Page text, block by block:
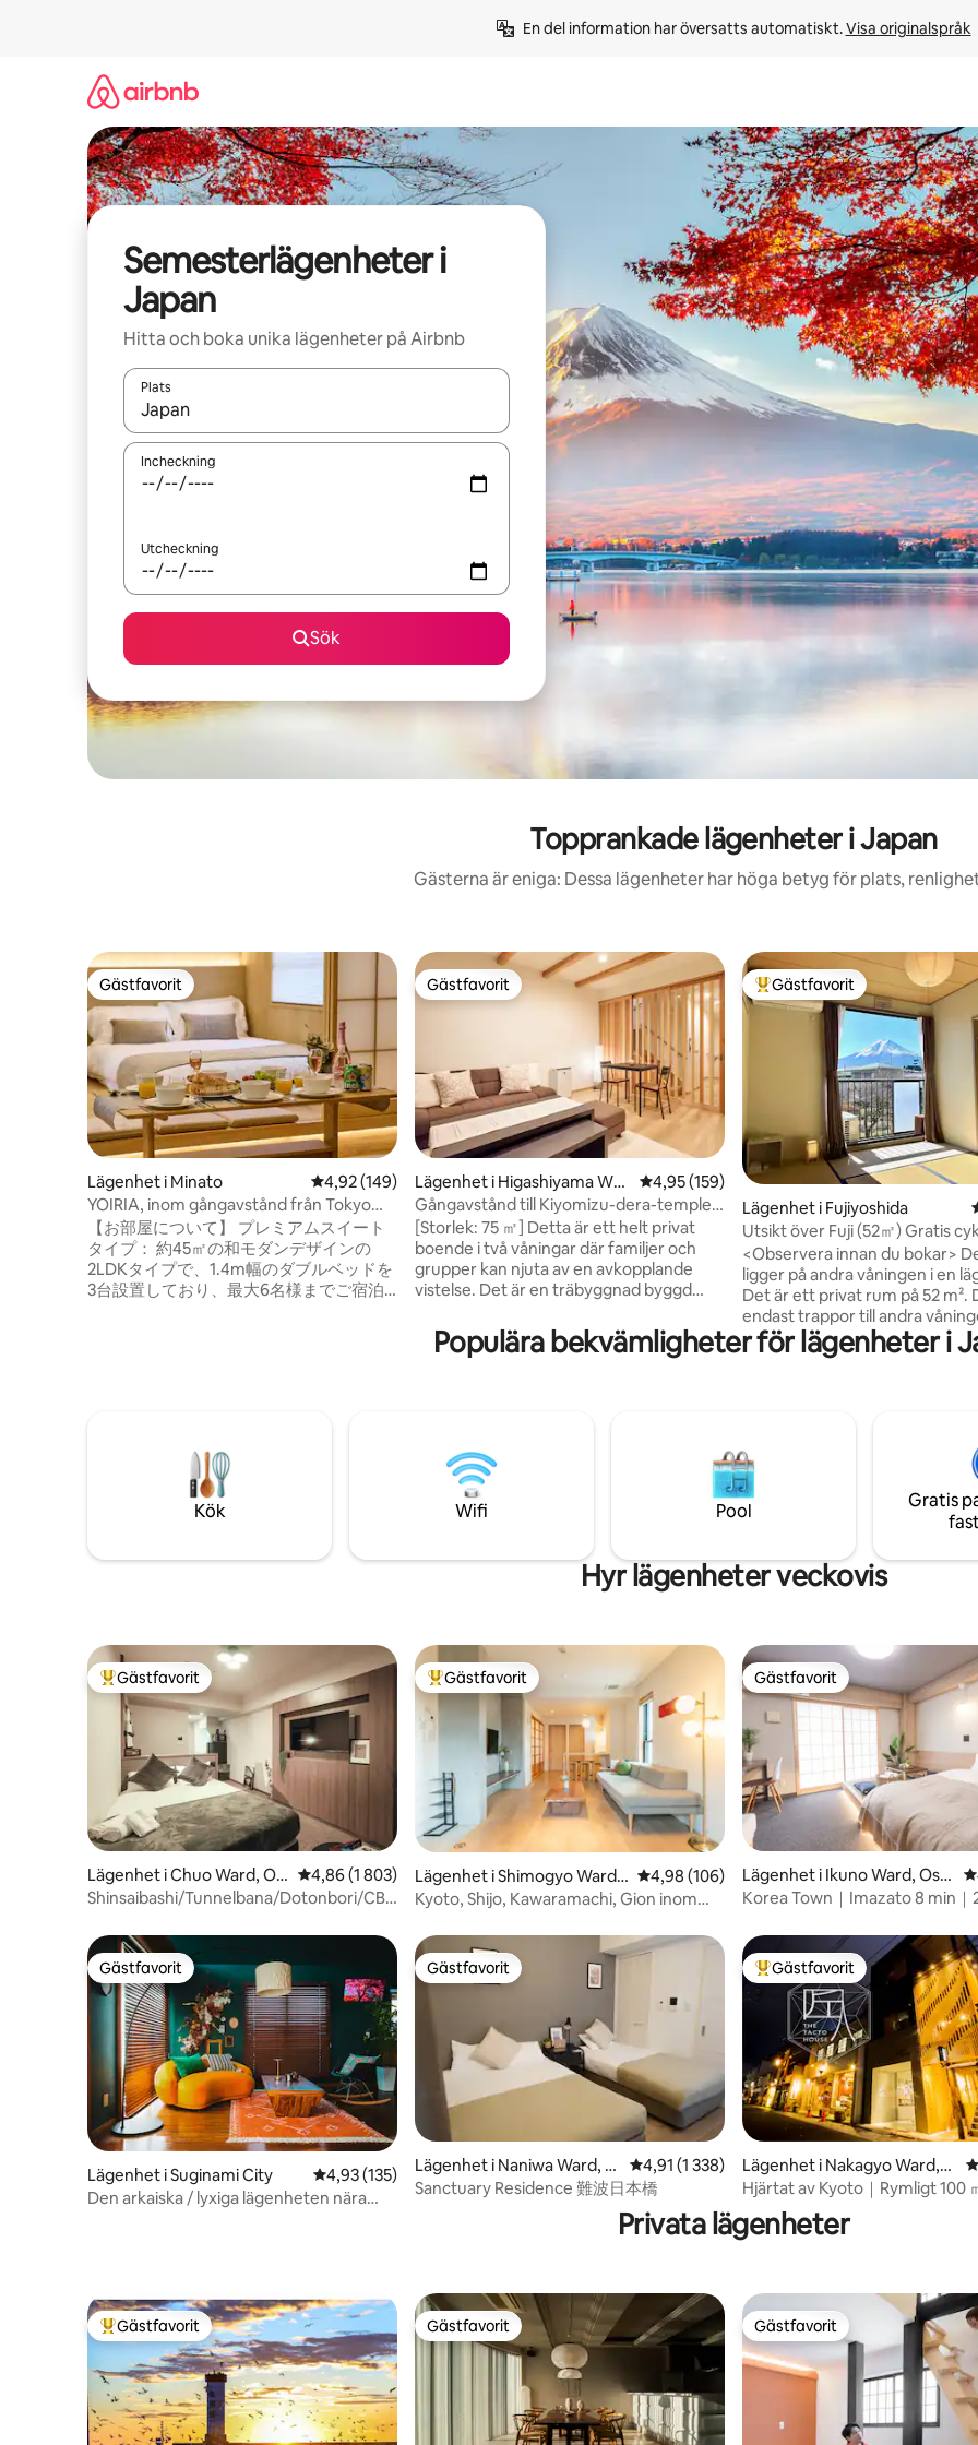
En del information har översatts automatiskt. Visa originalspråk
Semesterlägenheter i
Japan
Hitta och boka unika lägenheter på Airbnb
Plats
När resultaten är tillgängliga kan du navigera med upp- och nedåtpilarna eller utforska genom att trycka eller svepa.
Incheckning
Utcheckning
Sök
Topprankade lägenheter i Japan
Gästerna är eniga: Dessa lägenheter har höga betyg för plats,
Gästfavorit
Gästfavorit
Lägenhet i Minato 4,92 av 5 i genomsnittligt betyg, 149 omdömen
4,92 (149)
YOIRIA, inom gångavstånd från Tokyo
Tower, tillgång till 4 linjer, nära stationen,
direkt till båda flygplatserna, direkt till alla
turistattraktioner, 2 sovrum, max 6...
【お部屋について】 プレミアムスイート
タイプ： 約45㎡の和モダンデザインの
2LDKタイプで、1.4m幅のダブルベッドを
3台設置しており、最大6名様までご宿泊
じですので、安心してご予約ください。
スーパーマーケットまでは徒歩約1分で、
滞在中のお買い物にも便利です。 【 間取
ルベッド1台 * ベッドルームB：1.4m幅の
した寝室として利用することもできま
す。 【チェックイン・サービス】 オンラ
インでのセルフチェックインを採用して
おり、お部屋のドアは暗証番号式です。
現地での対面手続きは必要ありません。
以下のサービスも承っております。 * 無料
の荷物預かり * 空港送迎の手配 * ケーキの
予約代行 近隣には日本でも有名なケーキ
店がございます。ご希望の場合は事前に
お問い合わせください。 15泊以上ご宿泊
のお客様には、滞在中1回の無料清掃サー
ビスをご提供します。事前予約制で、ご
希望の日付をご指定いただけます。 【荷
物預かり】 チェックイン日およびチェッ
クアウト日は、お部屋のドア付近にある
指定スペースへ荷物を置いていただけま
す。 ただし、荷物置き場には鍵がありま
せん。現金、パスポート、貴重品などは
置かず、お客様ご自身の責任で適切に管
理してください。 【注意事項】 *港区保健
所の安全規定により、転落防止およびプ
ライバシー保護のため、室内左側の窓は
左右それぞれ約10cmまでしか開けられま
せん。 換気用としてご利用いただけるほ
か、室内には換気扇も設置されていま
靴を脱いでお過ごしください。 * 玄関は暗
証番号式です。暗証番号は適切に管理
簡単な調理に限りご利用いただけます。 *
油煙や強いにおいが発生する調理はお控
えください。 * 室内設備や備品を汚した
り、破損したりしないよう大切にお使い
ください。 * チェックアウト時に大量のゴ
ミを残さないでください。 * 実際の宿泊人
数が予約時の申告人数を超えた場合、追
Gästfavorit
Gästfavorit
Lägenhet i Higashiyama War
d, Kyoto
4,95 av 5 i genomsnittligt betyg, 159
4,95 (159)
Gångavstånd till Kiyomizu-dera-templet
| 2LDK-hyreslägenhet på 75 ㎡ i nybyggd
kyotostil | 10 minuters promenad från
Gion Shijo-stationen | Direkt anslutning
till bussen från Kyoto-stationen
[Storlek: 75 ㎡] Detta är ett helt privat
boende i två våningar där familjer och
grupper kan njuta av en avkopplande
vistelse. Det är en träbyggnad byggd
traditionellt radhus i Kyoto.Interiören är
modern och bekväm. På bottenvåningen
Badhanddukar, schampo, balsam,
kroppstvål och tvättmedel * Ta med
sovkläder. * Vi har ingen privat parkering.
1st våning TV, luftkonditionering,
luftrenare Kök Induktionshäll, kylskåp,
mikrovågsugn, vattenkokare,
hårtork Toalett Washlet Utomhusterrass
Bord, 2 stolar, askkoppar 2: a våningen
Sovrum 1 2 enkelsängar,
luftkonditionering Sovrum 2 2
enkelsängar, luftkonditionering Toalett
Washlet *Futonmadrasser kommer att
tillhandahållas för 5 eller fler gäster. *Det
finns totalt två badrum på 1:a och 2:a
våningen och ett badrum på 1:a
våningen.
Populär gästfavorit
Gästfavorit
Lägenhet i Fujiyoshida
Utsikt över Fuji (52㎡) Gratis
Gratis upphämtning・駅まで 6
<Observera innan du bokar>
ligger på andra våningen i en
Det är ett privat rum på 52 m².
endast trappor till andra
Incheckning från 16:00 /
10:00 Vi har ingen
till sjön. * Det finns
närheten. * Det finns ingen
eller strykjärn. * Det finns bara
sovrum. (Alla gäster delar ett
Tack för din förståelse. På en solig dag
med tatami, så du kan koppla
atmosfär. Gratis transport till och från
använda det som en bas för
runt Fuji-san. Vi ser fram emot
välkomna dig.
Populära bekvämligheter för lägenheter i
Kök Wifi Pool
Gratis
Hyr lägenheter veckovis
Populär gästfavorit
Gästfavorit
Lägenhet i Chuo Ward, Os
aka
4,86 av 5 i genomsnittligt betyg, 1 803 omdömen
4,86 (1 803)
Shinsaibashi/Tunnelbana/Dotonbori/CBD/KIX-
Populär gästfavorit
Gästfavorit
Lägenhet i Shimogyo Ward,
Kyoto
4,98 av 5 i genomsnittligt betyg, 106
4,98 (106)
Kyoto, Shijo, Kawaramachi, Gion inom
familjer | Långtidsvistelse |
Bagageförvaring OK | Hiss
Gästfavorit
Gästfavorit
Lägenhet i Ikuno Ward, Osa
ka
Korea Town｜Imazato 8 min｜
Gästfavorit
Gästfavorit
Lägenhet i Suginami City 4,93 av 5 i genomsnittligt betyg, 135 omdömen
4,93 (135)
Den arkaiska / lyxiga lägenheten nära
Gästfavorit
Gästfavorit
Lägenhet i Naniwa Ward, O
saka
4,91 av 5 i genomsnittligt betyg, 1 338
4,91 (1 338)
Sanctuary Residence 難波日本橋
Populär gästfavorit
Gästfavorit
Lägenhet i Nakagyo Ward,K
yoto-shi
Hjärtat av Kyoto｜Rymligt 100
Rymmer 6
Privata lägenheter
Populär gästfavorit
Gästfavorit Gästfavorit
Gästfavorit Gästfavorit
Gästfavorit